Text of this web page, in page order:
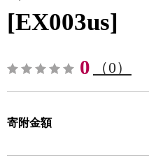
[EX003us]
0 （0）
寄附金額